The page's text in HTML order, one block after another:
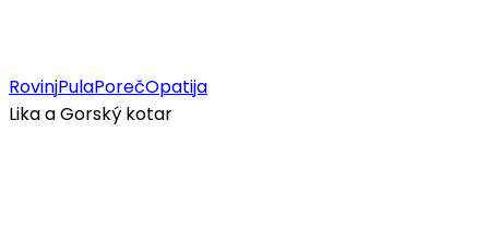
RovinjPulaPorečOpatija
Lika a Gorský kotar